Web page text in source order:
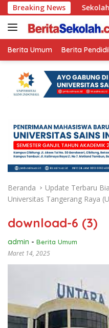
Langsung
ke
konten
Breaking NewsSekolah Bebas
Berita Umum Berita
Beranda
Update Terbaru
Universitas Tangerang Raya
download-6 (3)
admin - Berita Umum
Maret 14, 2025